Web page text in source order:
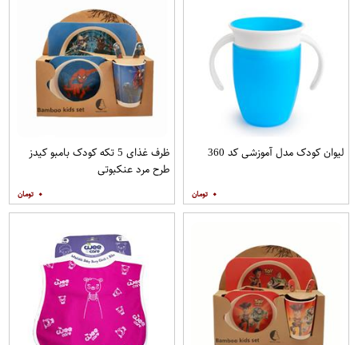
لیوان کودک مدل آموزشی کد 360
۰
ظرف غذای 5 تکه کودک بامبو کیدز
طرح مرد عنکبوتی
۰